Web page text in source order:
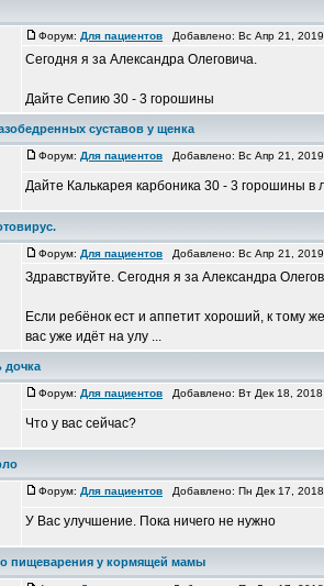
Форум: Для пациентов Добавлено: Вс Апр 21,
Сегодня я за Александра Олеговича.
Дайте Сепию 30 - 3 горошины
суставов у щенка
Форум: Для пациентов Добавлено: Вс Апр 21,
Дайте Калькарея карбоника 30 - 3 горошины в
Форум: Для пациентов Добавлено: Вс Апр 21,
Здравствуйте. Сегодня я за Александра
Если ребёнок ест и аппетит хороший, к тому
вас уже идёт на улу ...
дочка
Форум: Для пациентов Добавлено: Вт Дек 18,
Что у вас сейчас?
Форум: Для пациентов Добавлено: Пн Дек 17,
У Вас улучшение. Пока ничего не нужно
пищеварения у кормящей мамы